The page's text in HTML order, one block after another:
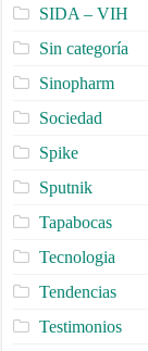
SIDA – VIH
Sin categoría
Sinopharm
Sociedad
Spike
Sputnik
Tapabocas
Tecnologia
Tendencias
Testimonios